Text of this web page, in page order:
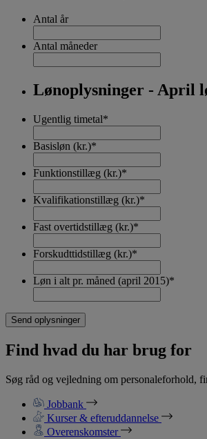
Antal år
Antal måneder
Lønoplysninger - April
Ugentlig timetal*
Basisløn (kr.)*
Funktionstillæg (kr.)*
Kvalifikationstillæg (kr.)*
Fast overtidstillæg (kr.)*
Forskudttidstillæg (kr.)*
Løn i alt pr. måned (april 2015)*
Find hvad du har brug for
Søg råd og vejledning om personaleforhold,
Jobbank
Kurser & efteruddannelse
Overenskomster